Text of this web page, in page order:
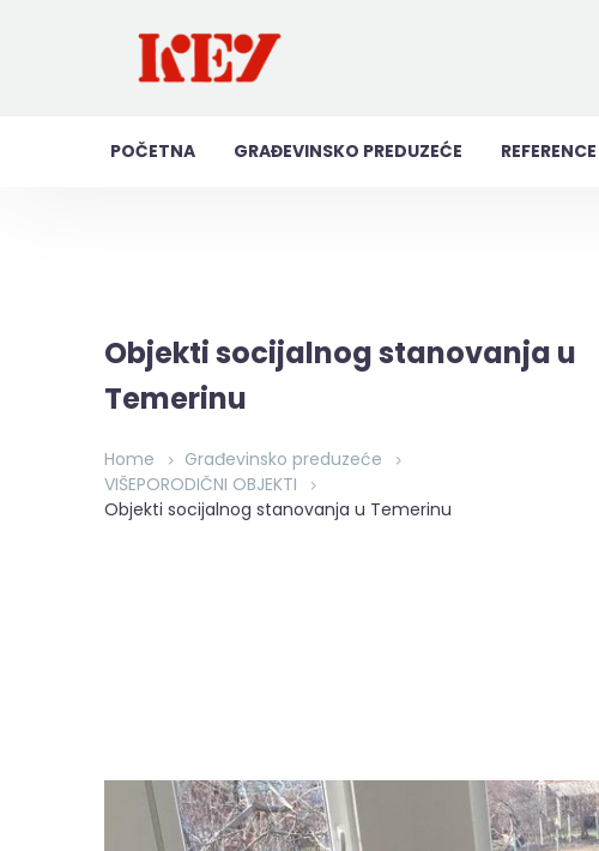
POČETNA GRAĐEVINSKO PREDUZEĆE
Objekti socijalnog stanovanja u
Temerinu
Home
Građevinsko preduzeće
VIŠEPORODIČNI OBJEKTI
Objekti socijalnog stanovanja u Temerinu